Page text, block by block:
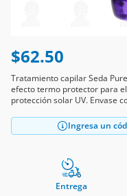
$62.50
Tratamiento capilar Seda
efecto termo protector para
protección solar UV. Envase
Ingresa un
Entrega